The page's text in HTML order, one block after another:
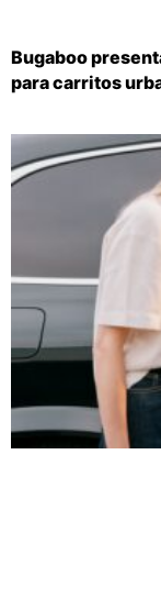
Bugaboo
para carritos